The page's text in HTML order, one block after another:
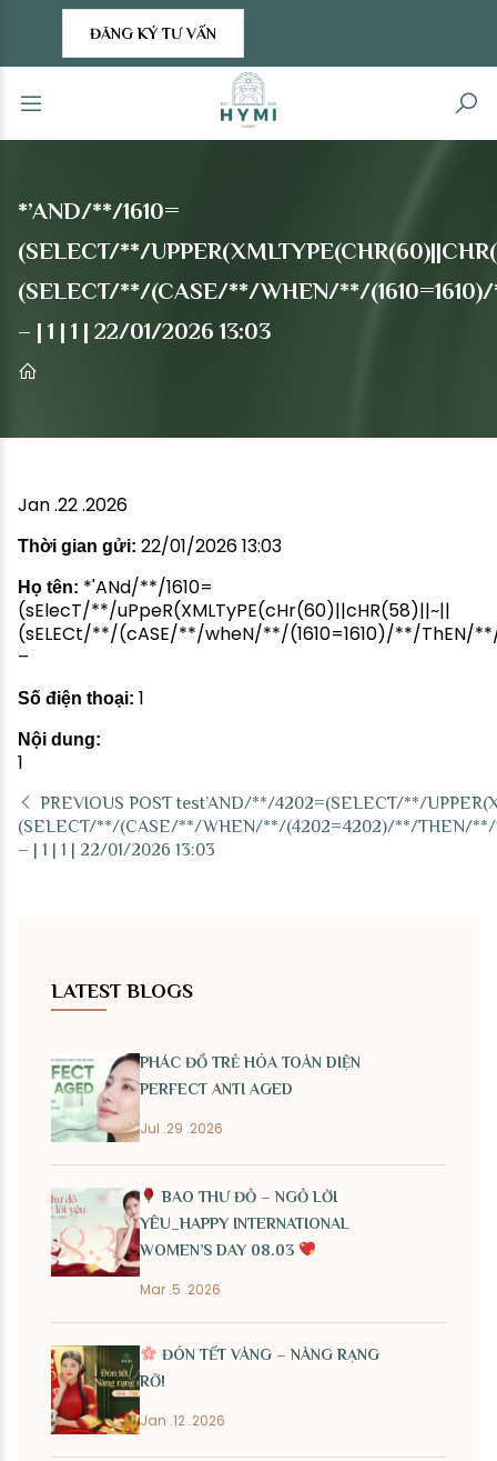
ĐĂNG KÝ TƯ VẤN
*’AND/**/1610=
(SELECT/**/
(SELECT/**/(CASE/**/WHEN/**/
– | 1 | 1 | 22/01/2026 13:03
Jan .22 .2026
Thời gian gửi: 22/01/2026 13:03
Họ tên: *'ANd/**/1610=
(sElecT/**/uPpeR(XMLTyPE(cHr(60)||cHR(58)||~||
(sELECt/**/(cASE/**/wheN/**/(1610=1610)/**/
–
Số điện thoại: 1
Nội dung:
1
PREVIOUS POST test’AND/**/4202=(SELECT/**/
(SELECT/**/(CASE/**/WHEN/**/(4202=4202)/**/THEN/
– | 1 | 1 | 22/01/2026 13:03
LATEST BLOGS
PHÁC ĐỒ TRẺ HÓA TOÀN DIỆN
PERFECT ANTI AGED
Jul .29 .2026
BAO THƯ ĐỎ – NGỎ LỜI
YÊU_HAPPY INTERNATIONAL
WOMEN’S DAY 08.03
Mar .5 .2026
ĐÓN TẾT VÀNG – NÀNG RẠNG
RỠ!
Jan .12 .2026